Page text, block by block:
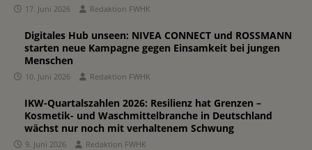
17. Juni 2026 Redaktion FWHK
Digitales Hub unseen: NIVEA CONNECT und ROSSMANN
starten neue Kampagne gegen Einsamkeit bei jungen
Menschen
10. Juni 2026 Redaktion FWHK
IKW-Quartalszahlen 2026: Resilienz hat Grenzen –
Kosmetik- und Waschmittelbranche in Deutschland
wächst nur noch mit verhaltenem Schwung
9. Juni 2026 Redaktion FWHK